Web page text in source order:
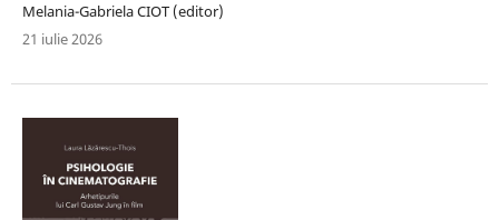
Melania-Gabriela CIOT (editor)
21 iulie 2026